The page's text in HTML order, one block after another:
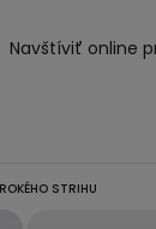
Navštíviť online
STRIHU